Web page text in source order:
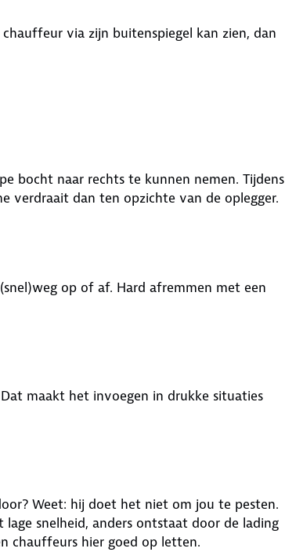
via zijn buitenspiegel kan zien, dan
bocht naar rechts te kunnen nemen. Tijdens
verdraait dan ten opzichte van de oplegger.
op of af. Hard afremmen met een
maakt het invoegen in drukke situaties
Weet: hij doet het niet om jou te pesten.
snelheid, anders ontstaat door de lading
chauffeurs hier goed op letten.